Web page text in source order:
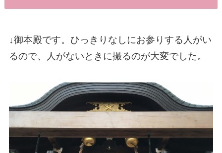
↓御本殿です。ひっきりなしにお参りする人がい
るので、人がないときに撮るのが大変でした。